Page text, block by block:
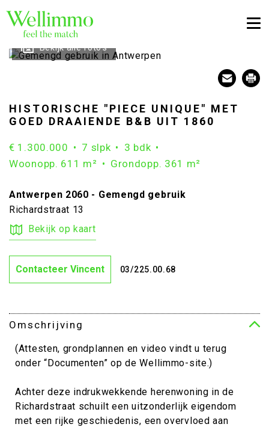
Bekijk alle foto's
HISTORISCHE "PIECE UNIQUE" MET
GOED DRAAIENDE B&B UIT 1860
€ 1.300.000 7 slpk
3 bdk
Woonopp. 611 m²
Grondopp. 361 m²
Antwerpen 2060 - Gemengd gebruik
Richardstraat 13
Bekijk op kaart
Contacteer Vincent 03/225.00.68
Omschrijving
(Attesten, grondplannen en video vindt u terug
onder “Documenten” op de Wellimmo-site.)
Achter deze indrukwekkende herenwoning in de
Richardstraat schuilt een uitzonderlijk eigendom
met een rijke geschiedenis, een overvloed aan